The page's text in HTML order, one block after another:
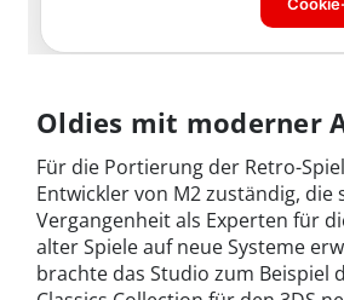
Oldies mit moderner
Für die Portierung der Retro-
Entwickler von M2 zuständig, die
Vergangenheit als Experten für
alter Spiele auf neue Systeme
brachte das Studio zum Beispiel